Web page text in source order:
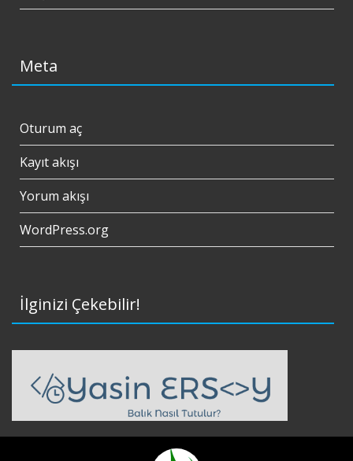
Meta
Oturum aç
Kayıt akışı
Yorum akışı
WordPress.org
İlginizi Çekebilir!